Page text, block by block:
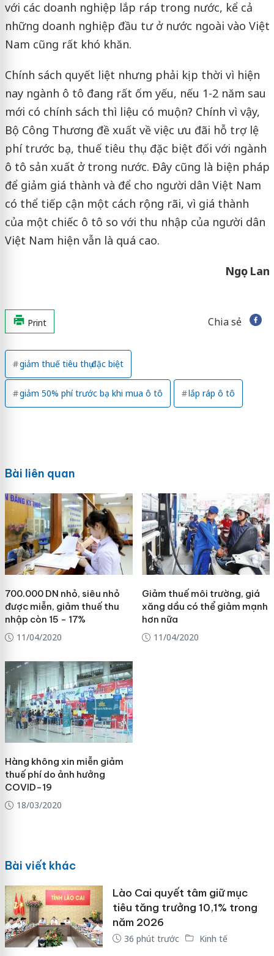
với các doanh nghiệp lắp ráp trong nước, kể cả
những doanh nghiệp đầu tư ở nước ngoài vào Việt
Nam cũng rất khó khăn.
Chính sách quyết liệt nhưng phải kịp thời vì hiện
nay ngành ô tô đang rất ốm yếu, nếu 1-2 năm sau
mới có chính sách thì liệu có muộn? Chính vì vậy,
Bộ Công Thương đề xuất về việc ưu đãi hỗ trợ lệ
phí trước bạ, thuế tiêu thụ đặc biệt đối với ngành
ô tô sản xuất ở trong nước. Đây cũng là biện pháp
để giảm giá thành và để cho người dân Việt Nam
có thể tiếp cận một cách rộng rãi, vì giá thành
của một chiếc ô tô so với thu nhập của người dân
Việt Nam hiện vẫn là quá cao.
Ngọc Lan
Print Chia sẻ
giảm thuế tiêu thụ đặc biệt
giảm 50% phí trước bạ khi mua ô tô lắp ráp ô tô
Bài liên quan
700.000 DN nhỏ, siêu nhỏ
được miễn, giảm thuế thu
nhập còn 15 - 17%
11/04/2020
Giảm thuế môi trường, giá
xăng dầu có thể giảm mạnh
hơn nữa
11/04/2020
Hàng không xin miễn giảm
thuế phí do ảnh hưởng
COVID-19
18/03/2020
Bài viết khác
Lào Cai quyết tâm giữ mục
tiêu tăng trưởng 10,1% trong
năm 2026
36 phút trước Kinh tế